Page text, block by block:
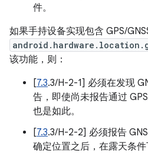
件。
如果手持设备实现包含 GPS/
该功能，则：
[7.3.3/H-2-1] 必须在发现
告，即使尚未报告通过
也是如此。
[7.3.3/H-2-2] 必须报告
确定位置之后，在露天条